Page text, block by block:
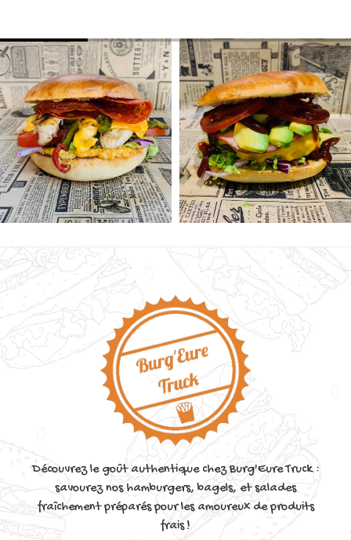
Découvrez le goût authentique chez Burg'Eure Truck :
savourez nos hamburgers, bagels, et salades
fraîchement préparés pour les amoureux de produits
frais !